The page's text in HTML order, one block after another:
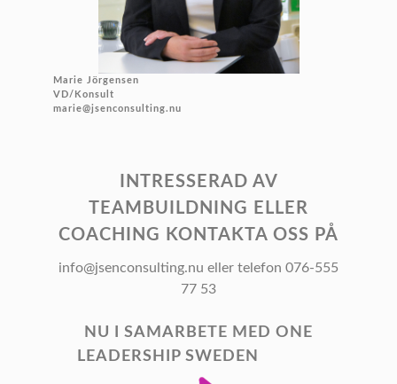
Marie Jörgensen
VD/Konsult
marie@jsenconsulting.nu
INTRESSERAD AV
TEAMBUILDNING ELLER
COACHING KONTAKTA OSS PÅ
info@jsenconsulting.nu eller telefon 076-555
77 53
NU I SAMARBETE MED ONE
LEADERSHIP SWEDEN